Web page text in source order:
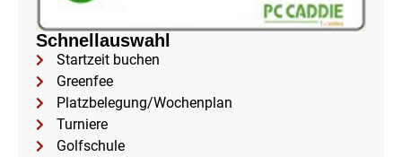
Schnellauswahl
Startzeit buchen
Greenfee
Platzbelegung/Wochenplan
Turniere
Golfschule